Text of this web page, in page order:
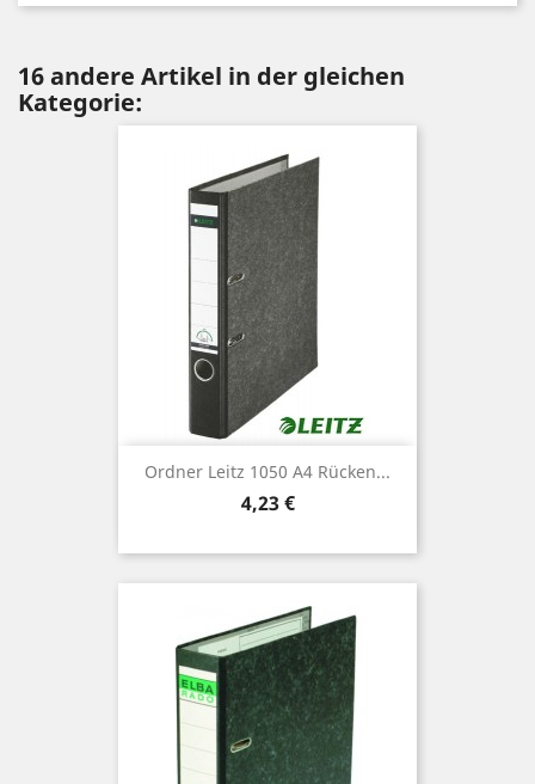
16 andere Artikel in der gleichen
Kategorie:
Ordner Leitz 1050 A4 Rücken...
Preis
4,23 €